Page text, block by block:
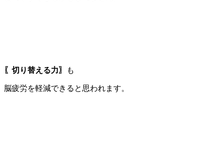
〖切り替える力〗 も
脳疲労を軽減できると思われます。